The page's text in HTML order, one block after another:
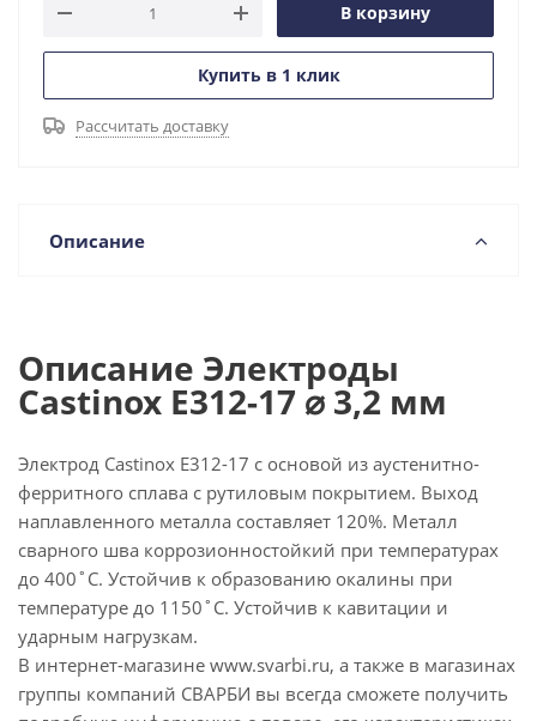
В корзину
Купить в 1 клик
Рассчитать доставку
Описание
Описание Электроды
Castinox E312-17 ⌀ 3,2 мм
Электрод Castinox E312-17 с основой из аустенитно-
ферритного сплава с рутиловым покрытием. Выход
наплавленного металла составляет 120%. Металл
сварного шва коррозионностойкий при температурах
до 400˚С. Устойчив к образованию окалины при
температуре до 1150˚С. Устойчив к кавитации и
ударным нагрузкам.
В интернет-магазине www.svarbi.ru, а также в магазинах
группы компаний СВАРБИ вы всегда сможете получить